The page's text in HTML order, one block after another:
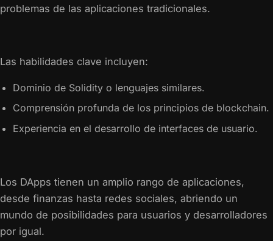
problemas de las aplicaciones tradicionales.
Las habilidades clave incluyen:
Dominio de Solidity o lenguajes similares.
Comprensión profunda de los principios de blockchain.
Experiencia en el desarrollo de interfaces de usuario.
Los DApps tienen un amplio rango de aplicaciones,
desde finanzas hasta redes sociales, abriendo un
mundo de posibilidades para usuarios y desarrolladores
por igual.